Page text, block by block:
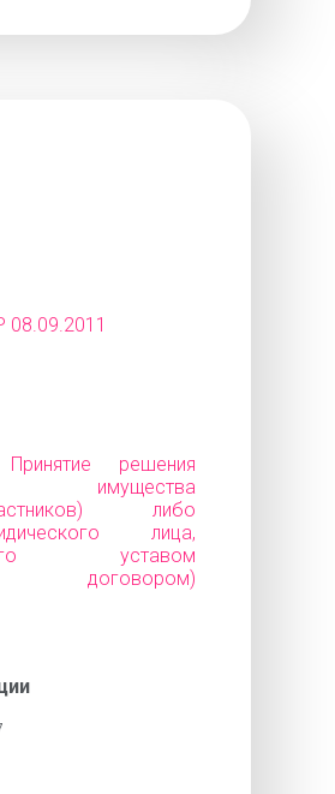
08.09.2011
Принятие решения
имущества
либо
лица,
уставом
договором)